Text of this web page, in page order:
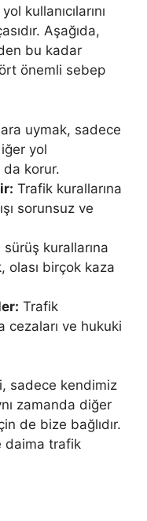
kullanıcılarını
Aşağıda,
bu kadar
önemli sebep
uymak, sadece
yol
da korur.
Trafik kurallarına
sorunsuz ve
sürüş kurallarına
olası birçok kaza
Trafik
cezaları ve hukuki
sadece kendimiz
zamanda diğer
de bize bağlıdır.
daima trafik